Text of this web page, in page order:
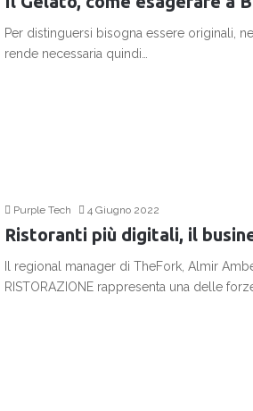
Per distinguersi bisogna essere originali,
rende necessaria quindi…
Purple Tech 4 Giugno 2022
Ristoranti più digitali, il
Il regional manager di TheFork, Almir
RISTORAZIONE rappresenta una delle forze